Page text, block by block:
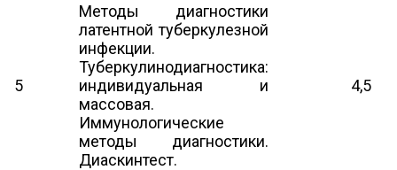
5
Методы диагностики
латентной туберкулезной
инфекции.
Туберкулинодиагностика:
индивидуальная и
массовая.
Иммунологические
методы диагностики.
Диаскинтест.
4,5